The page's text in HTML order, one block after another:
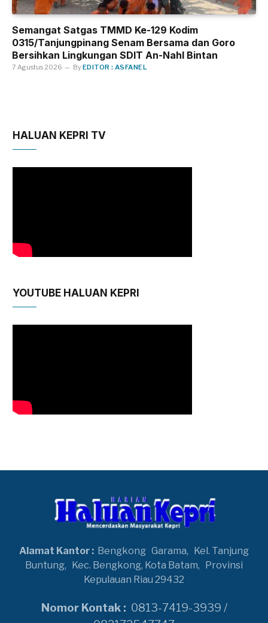
Semangat Satgas TMMD Ke-129 Kodim
0315/Tanjungpinang Senam Bersama dan Goro
Bersihkan Lingkungan SDIT An-Nahl Bintan
7 Agustus 2026 ByEDITOR : ASFANEL
HALUAN KEPRI TV
YOUTUBE HALUAN KEPRI
Alamat Kantor : Bengkong Garama,
Kel. Tanjung
Buntung,
Kec. Bengkong, Kota Batam,
Provinsi
Kepulauan Riau 29432
Nomor Kontak : 0813-7419-3939 /